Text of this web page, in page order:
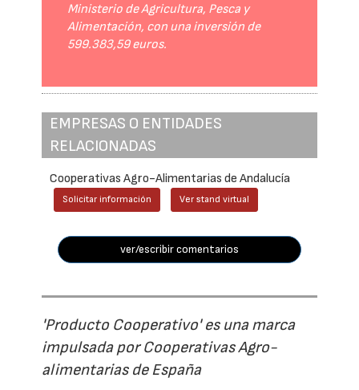
Ministerio de Agricultura, Pesca y
Alimentación, con una inversión de
599.383,59 euros.
EMPRESAS O ENTIDADES
RELACIONADAS
Cooperativas Agro-Alimentarias de Andalucía
Solicitar información Ver stand virtual
ver/escribir comentarios
'Producto Cooperativo' es una marca
impulsada por Cooperativas Agro-
alimentarias de España